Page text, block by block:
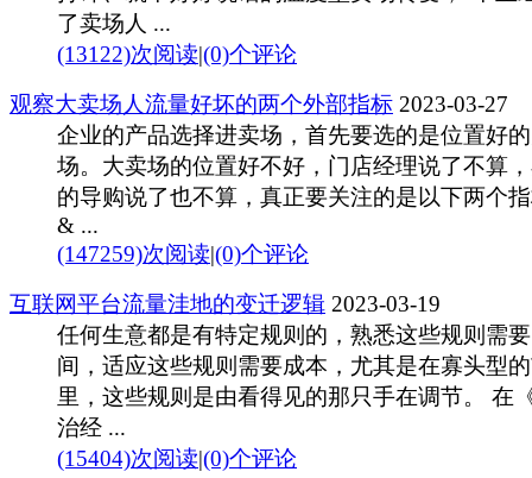
了卖场人 ...
(13122)次阅读|(0)个评论
观察大卖场人流量好坏的两个外部指标 2023-03-27
企业的产品选择进卖场，首先要选的是位置好
场。大卖场的位置好不好，门店经理说了不算
的导购说了也不算，真正要关注的是以下两个
& ...
(147259)次阅读|(0)个评论
互联网平台流量洼地的变迁逻辑 2023-03-19
任何生意都是有特定规则的，熟悉这些规则需
间，适应这些规则需要成本，尤其是在寡头型
里，这些规则是由看得见的那只手在调节。 在
治经 ...
(15404)次阅读|(0)个评论